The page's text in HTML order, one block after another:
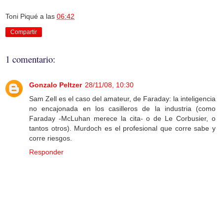
Toni Piqué a las 06:42
Compartir
1 comentario:
Gonzalo Peltzer 28/11/08, 10:30
Sam Zell es el caso del amateur, de Faraday: la inteligencia
no encajonada en los casilleros de la industria (como
Faraday -McLuhan merece la cita- o de Le Corbusier, o
tantos otros). Murdoch es el profesional que corre sabe y
corre riesgos.
Responder